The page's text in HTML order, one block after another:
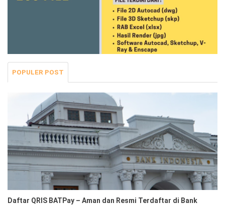
POPULER POST
Daftar QRIS BATPay – Aman dan Resmi Terdaftar di Bank